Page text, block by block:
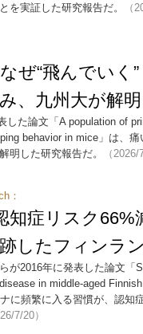
を実証した研究報告だ。
（
ぜ“飛んでい
、九州大が解明
した論文「A population of
behavior in mice」は、
明した研究報告だ。
（
：
知症リスク
したフィンラ
が2016年に発表した論文「
in middle-aged
に頻繁に入る習慣が、認知
7/20）